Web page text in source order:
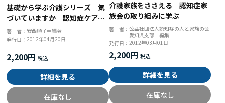
基礎から学ぶ介護シリーズ 気
づいていますか 認知症ケアの
落とし穴
著 者： 安西順子＝編著
発行日：2012年04月20日
2,200円
詳細を見る
在庫なし
介護家族をささえる 認知症家
族会の取り組みに学ぶ
著 者： 公益社団法人認知症の人と家族の会
愛知県支部＝編集
発行日： 2012年03月01日
2,200円
詳細を見る
在庫なし